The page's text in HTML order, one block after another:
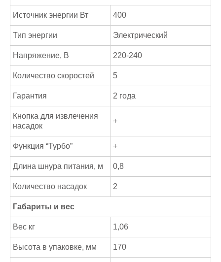
Источник энергии Вт 400
Тип энергии Электрический
Напряжение, В 220-240
Количество скоростей 5
Гарантия 2 года
Кнопка для извлечения
насадок
+
Функция “Турбо” +
Длина шнура питания, м 0,8
Количество насадок 2
Габариты и вес
Вес кг 1,06
Высота в упаковке, мм 170